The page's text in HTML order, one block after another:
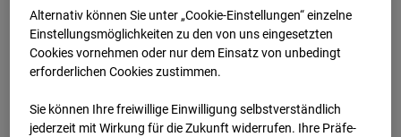
Christophstraße 11, 72760 Reutlingen
Zur Übersicht
Europe/Berlin
Alternativ können Sie unter „Cookie-Einstellungen“ einzelne
Einstellungsmöglichkeiten zu den von uns eingesetzten
Cookies vornehmen oder nur dem Einsatz von unbedingt
erforderlichen Cookies zustimmen.
Sie können Ihre freiwillige Einwilligung selbstverständlich
jederzeit mit Wirkung für die Zukunft widerrufen. Ihre Prä­fe­